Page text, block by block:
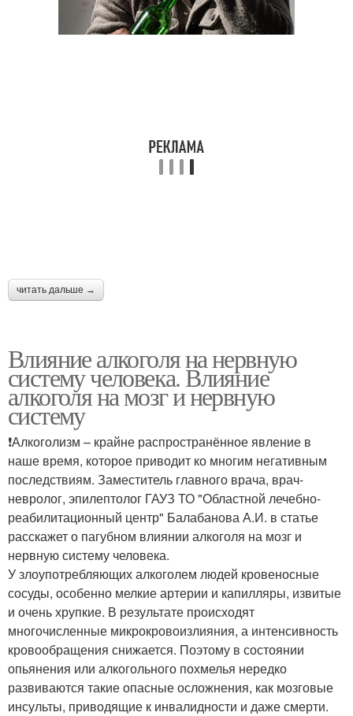
читать дальше →
Влияние алкоголя на нервную
систему человека. Влияние
алкоголя на мозг и нервную
систему
❗Алкоголизм – крайне распространённое явление в
наше время, которое приводит ко многим негативным
последствиям. Заместитель главного врача, врач-
невролог, эпилептолог ГАУЗ ТО "Областной лечебно-
реабилитационный центр" Балабанова А.И. в статье
расскажет о пагубном влиянии алкоголя на мозг и
нервную систему человека.
У злоупотребляющих алкоголем людей кровеносные
сосуды, особенно мелкие артерии и капилляры, извитые
и очень хрупкие. В результате происходят
многочисленные микрокровоизлияния, а интенсивность
кровообращения снижается. Поэтому в состоянии
опьянения или алкогольного похмелья нередко
развиваются такие опасные осложнения, как мозговые
инсульты, приводящие к инвалидности и даже смерти.